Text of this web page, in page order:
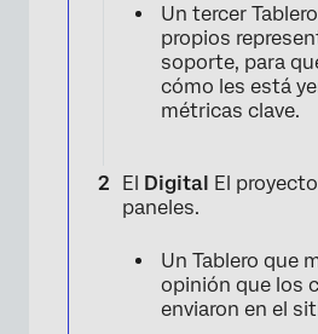
Un tercer
propios
soporte, para
cómo les está
métricas clave.
El Digital El
paneles.
Un Tablero que
opinión que los
enviaron en el